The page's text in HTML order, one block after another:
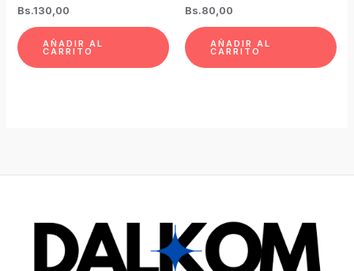
Bs.130,00
AÑADIR AL
CARRITO
Bs.80,00
AÑADIR AL
CARRITO